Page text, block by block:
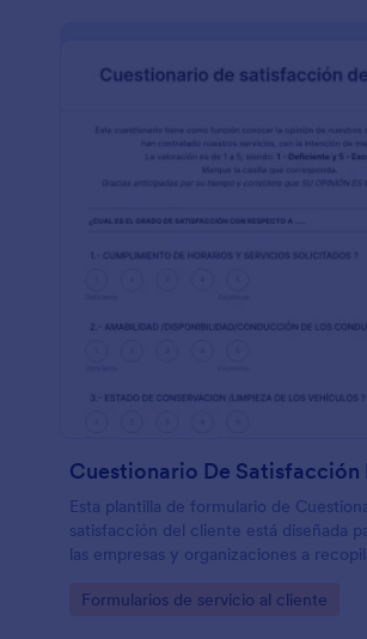
Esta plantilla de formulario de
satisfacción del cliente está diseñada
las empresas y organizaciones a
satisfacción que tienen los clientes con
Go to Category:
Formularios de servicio al cliente